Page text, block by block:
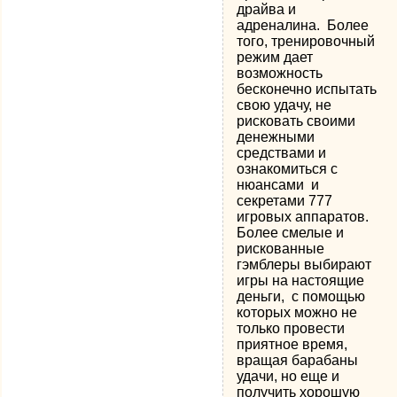
драйва и
адреналина. Более
того, тренировочный
режим дает
возможность
бесконечно испытать
свою удачу, не
рисковать своими
денежными
средствами и
ознакомиться с
нюансами и
секретами 777
игровых аппаратов.
Более смелые и
рискованные
гэмблеры выбирают
игры на настоящие
деньги, с помощью
которых можно не
только провести
приятное время,
вращая барабаны
удачи, но еще и
получить хорошую